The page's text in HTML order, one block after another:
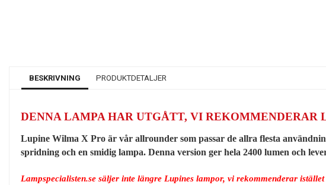
BESKRIVNING PRODUKTDETALJER
DENNA LAMPA HAR UTGÅTT, VI REKOMMENDERAR
Lupine Wilma X Pro är vår allrounder som passar de allra flesta
spridning och en smidig lampa. Denna version ger hela 2400 lumen och
Lampspecialisten.se säljer inte längre Lupines lampor, vi rekommenderar istället